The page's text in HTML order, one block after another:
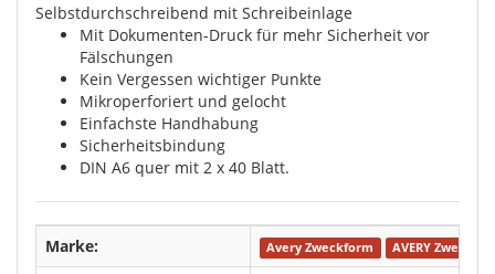
Selbstdurchschreibend mit Schreibeinlage
Mit Dokumenten-Druck für mehr Sicherheit vor
Fälschungen
Kein Vergessen wichtiger Punkte
Mikroperforiert und gelocht
Einfachste Handhabung
Sicherheitsbindung
DIN A6 quer mit 2 x 40 Blatt.
Marke: Avery Zweckform AVERY